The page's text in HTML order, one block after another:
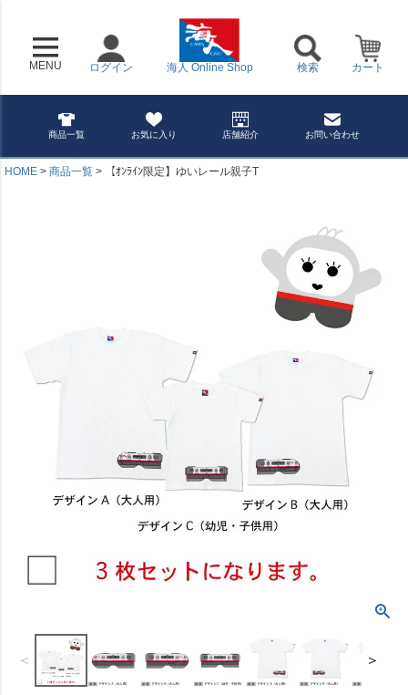
MENU 海人 Online Shop
ログイン 検索 カート
商品一覧 お気に入り 店舗紹介 お問い合わせ
HOME 商品一覧 【ｵﾝﾗｲﾝ限定】ゆいレール親子T
＜ ＞